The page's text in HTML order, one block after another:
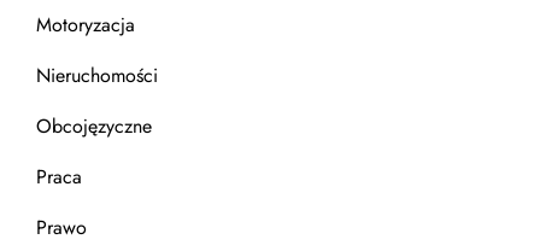
Motoryzacja
Nieruchomości
Obcojęzyczne
Praca
Prawo